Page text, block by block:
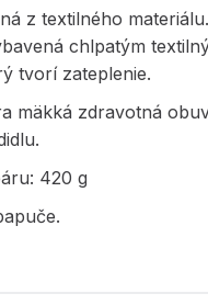
z textilného
chlpatým
tvorí zateplenie.
mäkká zdravotná
420 g